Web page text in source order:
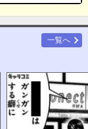
一覧へ